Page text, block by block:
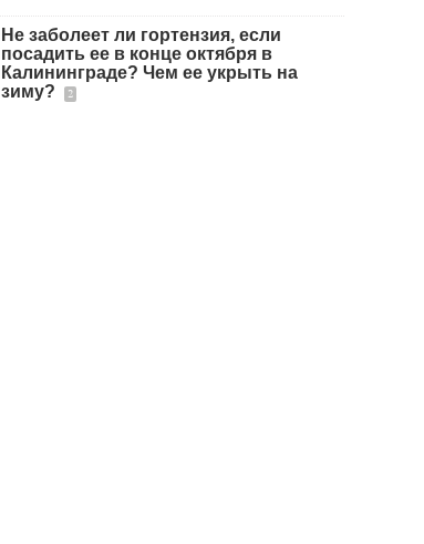
Не заболеет ли гортензия, если
посадить ее в конце октября в
Калининграде? Чем ее укрыть на
зиму?
2